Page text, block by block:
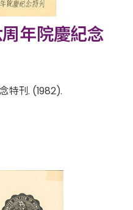
年院慶紀念
特刊. (1982).